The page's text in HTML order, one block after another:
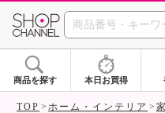
商品を探す 本日お買得
TOP ホーム・インテリア